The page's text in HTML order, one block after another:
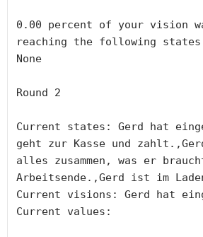
0.00 percent of your vision
reaching the following
None
Round 2
Current states: Gerd hat
geht zur Kasse und
alles zusammen, was er
Arbeitsende.,Gerd ist im
Current visions: Gerd hat
Current values: